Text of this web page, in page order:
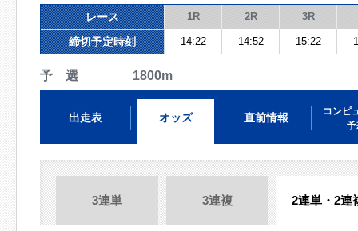
レース 1R 2R 3R
締切予定時刻 14:22 14:52 15:22
予 選 1800m
出走表 オッズ 直前情報
コンピ
予
3連単 3連複 2連単・2連